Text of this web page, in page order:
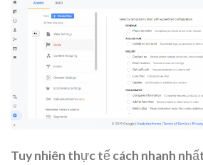
Tuy nhiên thực tế cách nhanh